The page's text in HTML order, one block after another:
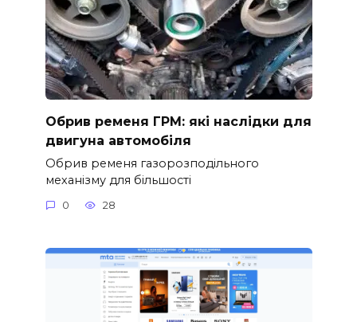
Обрив ременя ГРМ: які наслідки для
двигуна автомобіля
Обрив ременя газорозподільного
механізму для більшості
0 28